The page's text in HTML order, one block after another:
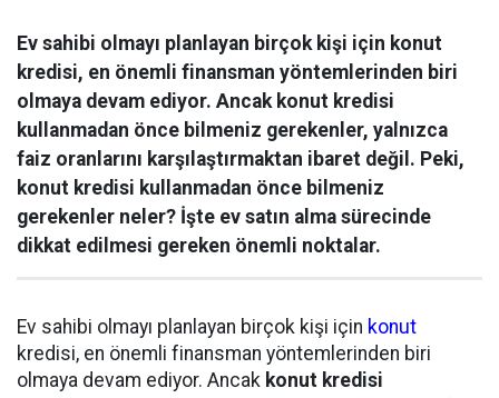
Ev sahibi olmayı planlayan birçok kişi için konut
kredisi, en önemli finansman yöntemlerinden biri
olmaya devam ediyor. Ancak konut kredisi
kullanmadan önce bilmeniz gerekenler, yalnızca
faiz oranlarını karşılaştırmaktan ibaret değil. Peki,
konut kredisi kullanmadan önce bilmeniz
gerekenler neler? İşte ev satın alma sürecinde
dikkat edilmesi gereken önemli noktalar.
Ev sahibi olmayı planlayan birçok kişi için konut
kredisi, en önemli finansman yöntemlerinden biri
olmaya devam ediyor. Ancak konut kredisi